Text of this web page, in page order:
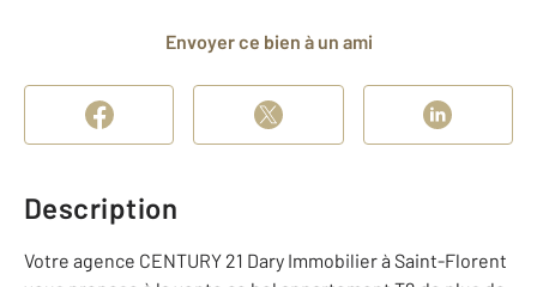
Envoyer ce bien à un ami
Description
Votre agence CENTURY 21 Dary Immobilier à Saint-Florent